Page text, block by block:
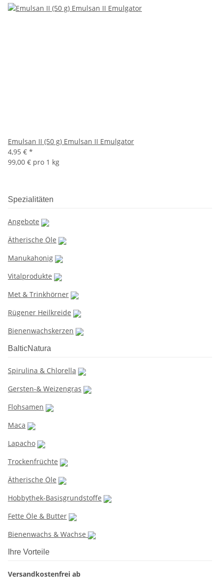
Emulsan II (50 g) Emulsan II Emulgator
4,95 € *
99,00 € pro 1 kg
Spezialitäten
Angebote
Ätherische Öle
Manukahonig
Vitalprodukte
Met & Trinkhörner
Rügener Heilkreide
Bienenwachskerzen
BalticNatura
Spirulina & Chlorella
Gersten-& Weizengras
Flohsamen
Maca
Lapacho
Trockenfrüchte
Ätherische Öle
Hobbythek-Basisgrundstoffe
Fette Öle & Butter
Bienenwachs & Wachse
Ihre Vorteile
Versandkostenfrei ab